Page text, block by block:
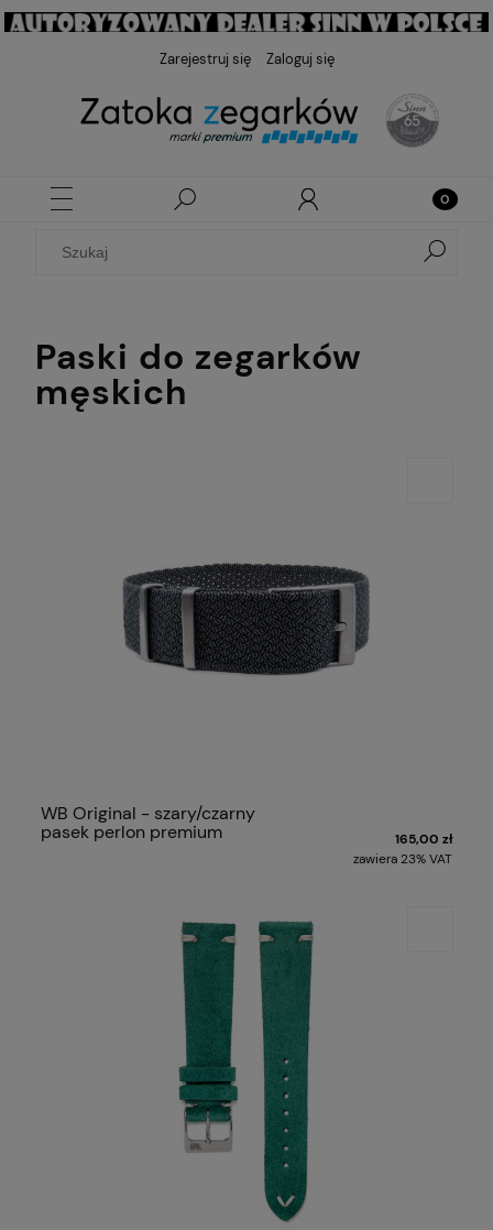
Zarejestruj się Zaloguj się
Paski do zegarków
męskich
WB Original - szary/czarny
pasek perlon premium
165,00 zł
zawiera 23% VAT